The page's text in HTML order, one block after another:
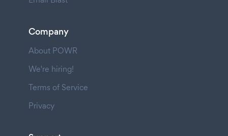
Company
About POWR
We're hiring!
Terms of Service
Privacy